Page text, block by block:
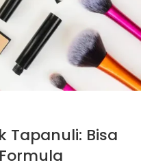
Tapanuli: Bisa